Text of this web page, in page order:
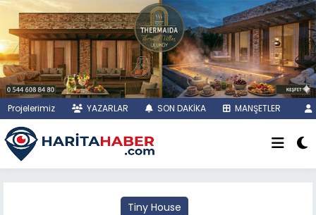
Projelerimiz YAZARLAR SON DAKİKA MANŞETLER
Tiny House